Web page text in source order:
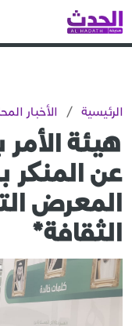
الرئيسية / الأخبار
هيئة
عن المنكر
المعرض
الثقافة*